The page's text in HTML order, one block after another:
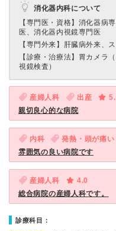
消化器内科について
【専門医・資格】 消化器病
医、消化器内視鏡専門医
【専門外来】 肝臓病外来、
【診療・治療法】 胃カメラ
視鏡検査）
産婦人科 出産
親切良心的な病院
内科 発熱・頭が痛い
雰囲気の良い病院です
産婦人科
4.0
総合病院の産婦人科です。
診療科目：